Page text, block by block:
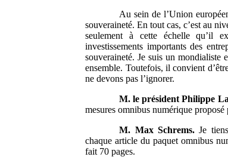
Au sein de l’Union
souveraineté. En tout cas, c’est au
seulement à cette échelle qu’il
investissements importants des
souveraineté. Je suis un mondialiste
ensemble. Toutefois, il convient
ne devons pas l’ignorer.
M. le président Philippe
mesures omnibus numérique
M. Max Schrems.Je
chaque article du paquet omnibus
fait 70 pages.